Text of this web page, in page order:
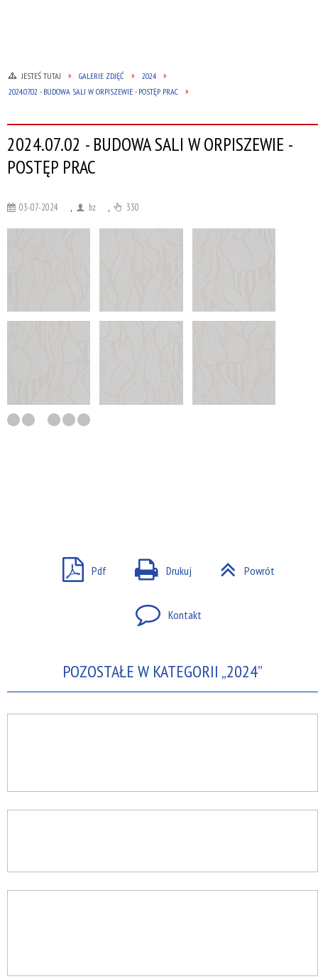
JESTEŚ TUTAJ GALERIE ZDJĘĆ
2024
2024.07.02 - BUDOWA SALI W ORPISZEWIE - POSTĘP PRAC
2024.07.02 - BUDOWA SALI W ORPISZEWIE -
POSTĘP PRAC
03-07-2024 bz 330
Pdf Drukuj Powrót
Kontakt
POZOSTAŁE W KATEGORII „2024”